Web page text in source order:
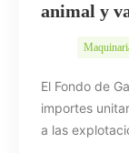
animal y
El Fondo de
importes
a las